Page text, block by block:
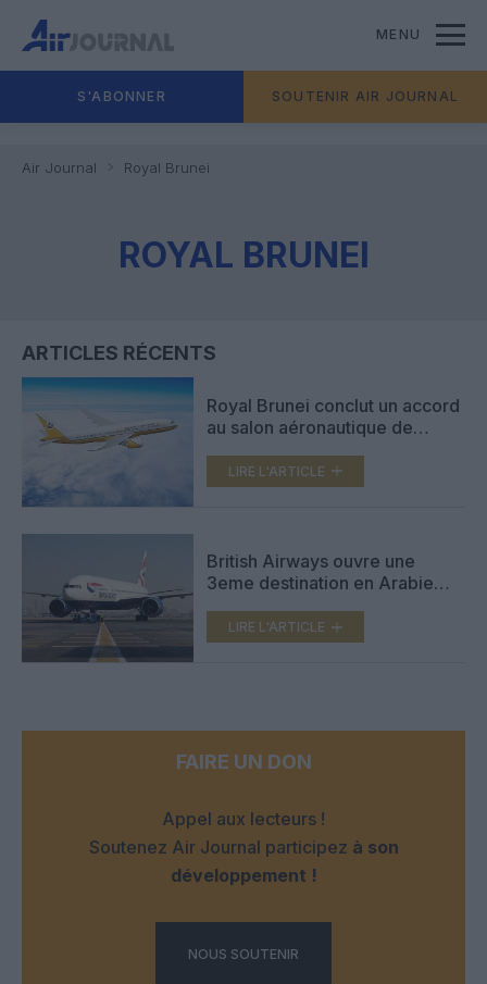
MENU
S'ABONNER SOUTENIR AIR JOURNAL
Air Journal Royal Brunei
ROYAL BRUNEI
ARTICLES RÉCENTS
Royal Brunei conclut un accord
au salon aéronautique de
Dreamliner
LIRE L'ARTICLE
British Airways ouvre une
3eme destination en Arabie
LIRE L'ARTICLE
FAIRE UN DON
Appel aux lecteurs !
Soutenez Air Journal participez à son
développement !
NOUS SOUTENIR